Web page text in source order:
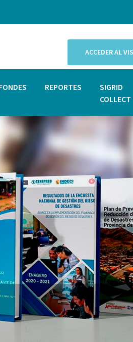
ACCEDER AL
REPORTES
SIGRID
COLLECT